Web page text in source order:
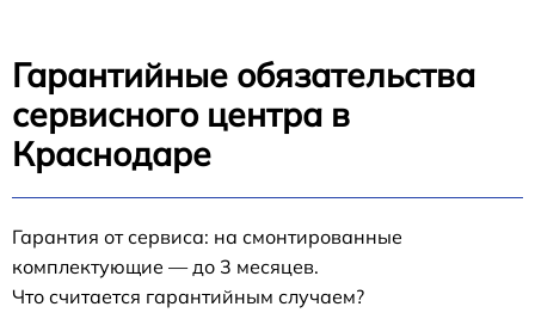
Гарантийные обязательства
сервисного центра в
Краснодаре
Гарантия от сервиса: на смонтированные
комплектующие — до 3 месяцев.
Что считается гарантийным случаем?